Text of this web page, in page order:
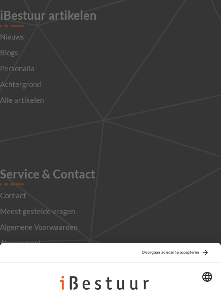
iBestuur artikelen
Nieuws
Blogs
Personalia
Achtergrond
Alle artikelen
Service & Contact
Contact
Meest gestelde vragen
Algemene Voorwaarden
Abonnement